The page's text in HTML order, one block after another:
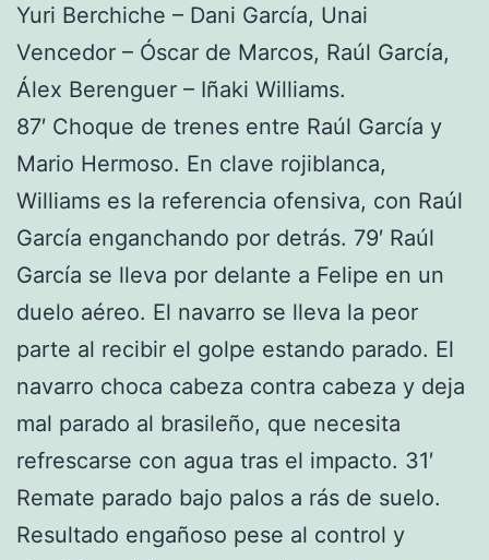
Yuri Berchiche – Dani García, Unai
Vencedor – Óscar de Marcos, Raúl García,
Álex Berenguer – Iñaki Williams.
87′ Choque de trenes entre Raúl García y
Mario Hermoso. En clave rojiblanca,
Williams es la referencia ofensiva, con Raúl
García enganchando por detrás. 79′ Raúl
García se lleva por delante a Felipe en un
duelo aéreo. El navarro se lleva la peor
parte al recibir el golpe estando parado. El
navarro choca cabeza contra cabeza y deja
mal parado al brasileño, que necesita
refrescarse con agua tras el impacto. 31′
Remate parado bajo palos a rás de suelo.
Resultado engañoso pese al control y